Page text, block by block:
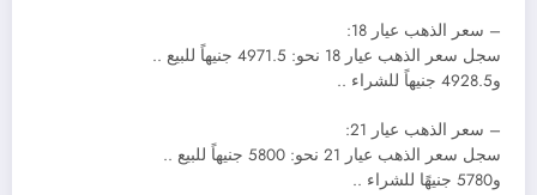
– سعر الذهب عيار 18:
سجل سعر الذهب عيار 18 نحو: 4971.5 جنيهاً للبيع ..
و4928.5 جنيهاً للشراء ..
– سعر الذهب عيار 21:
سجل سعر الذهب عيار 21 نحو: 5800 جنيهاً للبيع ..
و5780 جنيهًا للشراء ..